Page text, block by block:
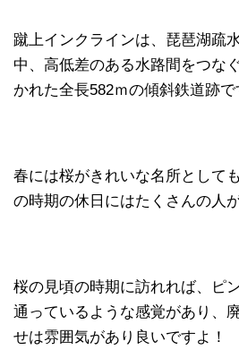
蹴上インクラインは、琵琶湖疏
中、高低差のある水路間をつな
かれた全長582ｍの傾斜鉄道跡で
春には桜がきれいな名所として
の時期の休日にはたくさんの人
桜の見頃の時期に訪れれば、ピ
通っているような感覚があり、
せは雰囲気があり良いですよ！